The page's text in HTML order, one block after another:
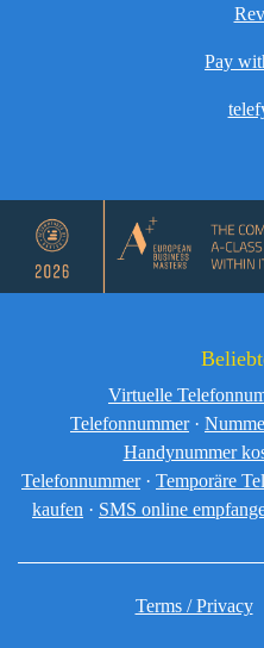
Pay
Virtuelle
Telefonnummer ·
Handynummer
Telefonnummer · Temporäre
kaufen · SMS online
Terms / Privacy